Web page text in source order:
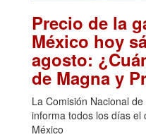
Precio de la
México hoy
agosto:
de Magna y
La Comisión Nacional
informa todos los días el
México